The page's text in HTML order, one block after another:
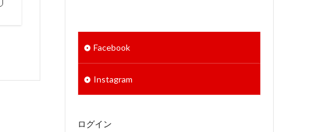
Facebook
Instagram
ログイン